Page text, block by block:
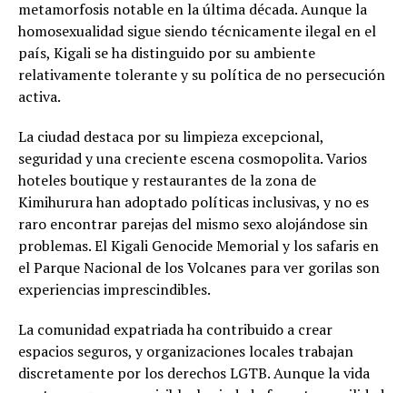
metamorfosis notable en la última década. Aunque la
homosexualidad sigue siendo técnicamente ilegal en el
país, Kigali se ha distinguido por su ambiente
relativamente tolerante y su política de no persecución
activa.
La ciudad destaca por su limpieza excepcional,
seguridad y una creciente escena cosmopolita. Varios
hoteles boutique y restaurantes de la zona de
Kimihurura han adoptado políticas inclusivas, y no es
raro encontrar parejas del mismo sexo alojándose sin
problemas. El Kigali Genocide Memorial y los safaris en
el Parque Nacional de los Volcanes para ver gorilas son
experiencias imprescindibles.
La comunidad expatriada ha contribuido a crear
espacios seguros, y organizaciones locales trabajan
discretamente por los derechos LGTB. Aunque la vida